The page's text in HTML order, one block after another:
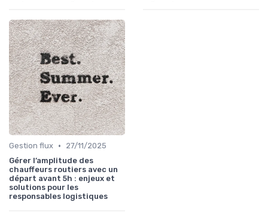
Gestion flux •
27/11/2025
Gérer l’amplitude des
chauffeurs routiers avec un
départ avant 5h : enjeux et
solutions pour les
responsables logistiques